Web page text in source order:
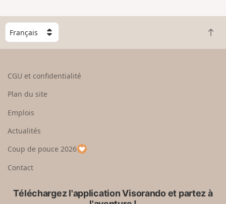
C
h
o
e
u
p
a
R
e
CGU et confidentialité
Plan du site
Emplois
Actualités
Coup de pouce 2026
Contact
Téléchargez l'application Visorando et partez à